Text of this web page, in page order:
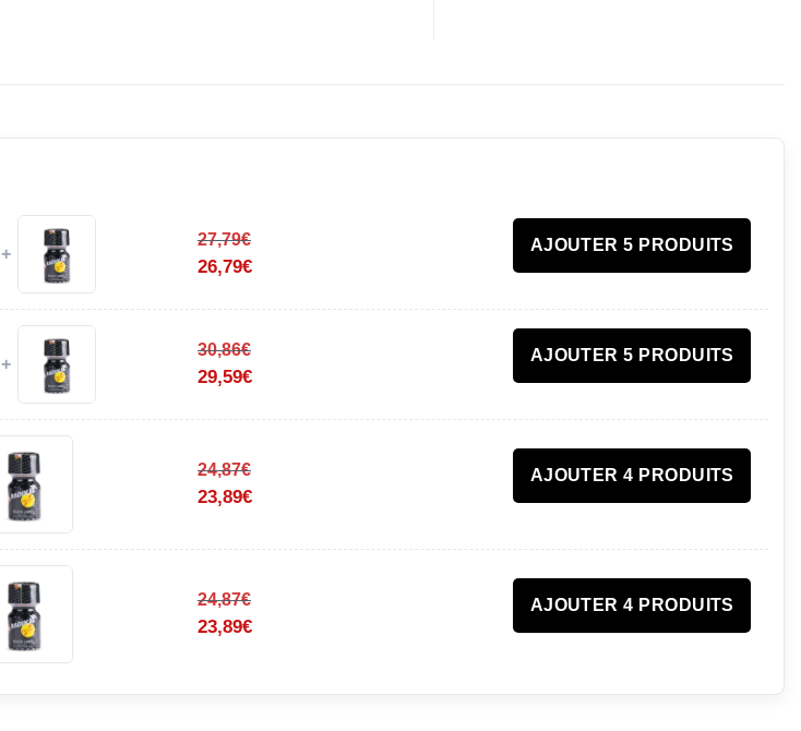
+
27,79€
26,79€
AJOUTER 5 PRODUITS
+
30,86€
29,59€
AJOUTER 5 PRODUITS
24,87€
23,89€
AJOUTER 4 PRODUITS
24,87€
23,89€
AJOUTER 4 PRODUITS